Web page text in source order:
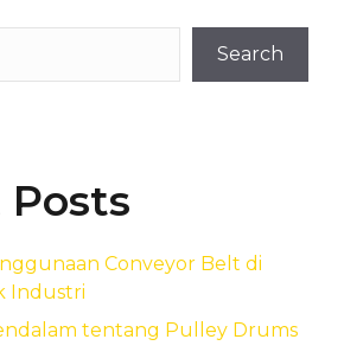
Search
Posts
Conveyor Belt di
Industri
tentang Pulley Drums